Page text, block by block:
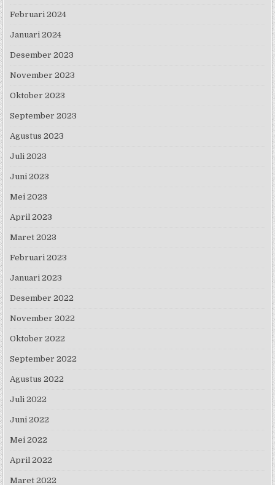
Februari 2024
Januari 2024
Desember 2023
November 2023
Oktober 2023
September 2023
Agustus 2023
Juli 2023
Juni 2023
Mei 2023
April 2023
Maret 2023
Februari 2023
Januari 2023
Desember 2022
November 2022
Oktober 2022
September 2022
Agustus 2022
Juli 2022
Juni 2022
Mei 2022
April 2022
Maret 2022